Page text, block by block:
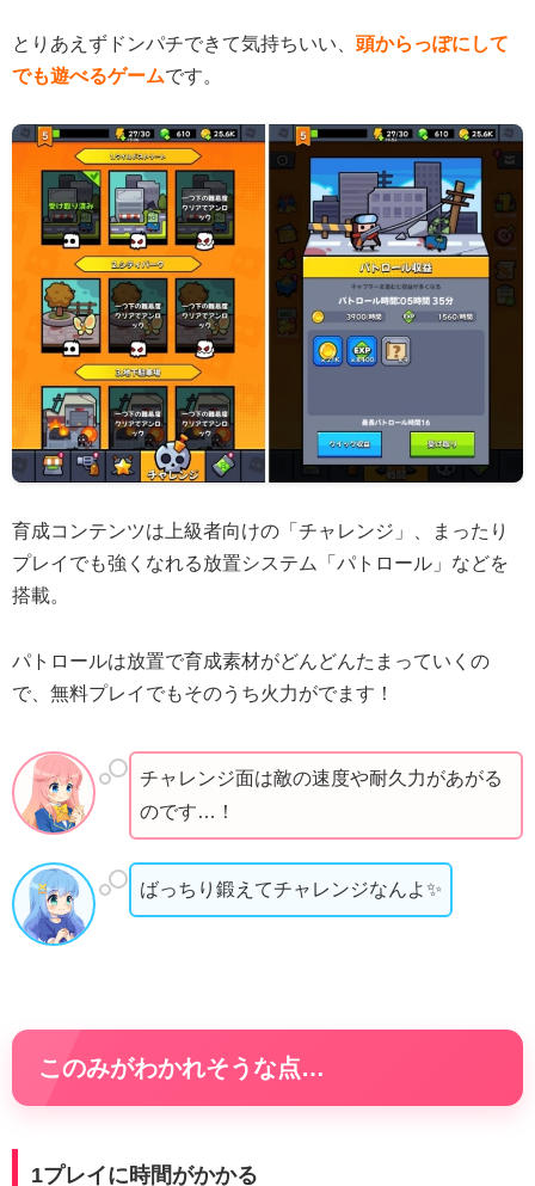
とりあえずドンパチできて気持ちいい、 頭からっぽにして
でも遊べるゲームです。
育成コンテンツは上級者向けの「チャレンジ」、まったり
プレイでも強くなれる放置システム「パトロール」などを
搭載。
パトロールは放置で育成素材がどんどんたまっていくの
で、無料プレイでもそのうち火力がでます！
チャレンジ面は敵の速度や耐久力があがる
のです…！
ばっちり鍛えてチャレンジなんよ✨
このみがわかれそうな点…
1プレイに時間がかかる